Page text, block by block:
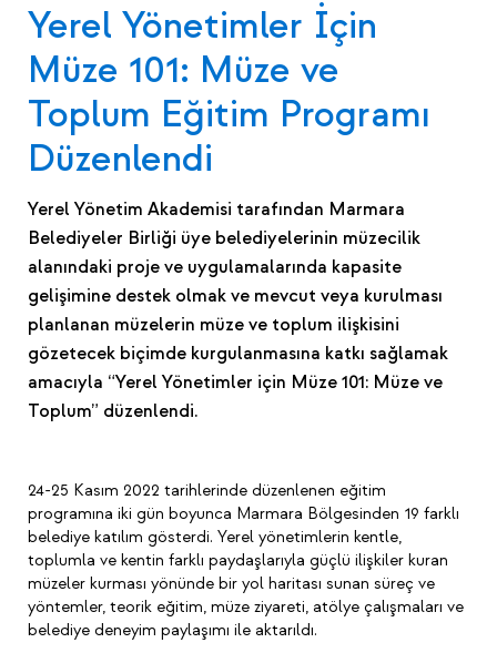
Yerel Yönetimler İçin
Müze 101: Müze ve
Toplum Eğitim Programı
Düzenlendi
Yerel Yönetim Akademisi tarafından Marmara
Belediyeler Birliği üye belediyelerinin müzecilik
alanındaki proje ve uygulamalarında kapasite
gelişimine destek olmak ve mevcut veya kurulması
planlanan müzelerin müze ve toplum ilişkisini
gözetecek biçimde kurgulanmasına katkı sağlamak
amacıyla “Yerel Yönetimler için Müze 101: Müze ve
Toplum” düzenlendi.
24-25 Kasım 2022 tarihlerinde düzenlenen eğitim
programına iki gün boyunca Marmara Bölgesinden 19 farklı
belediye katılım gösterdi. Yerel yönetimlerin kentle,
toplumla ve kentin farklı paydaşlarıyla güçlü ilişkiler kuran
müzeler kurması yönünde bir yol haritası sunan süreç ve
yöntemler, teorik eğitim, müze ziyareti, atölye çalışmaları ve
belediye deneyim paylaşımı ile aktarıldı.